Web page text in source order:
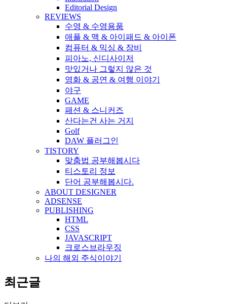
Editorial Design
REVIEWS
수영 & 수영용품
애플 & 맥 & 아이패드 & 아이폰
컴퓨터 & 믹싱 & 장비
피아노, 신디사이저
맛있거나 그렇지 않은 것
영화 & 공연 & 여행 이야기
야구
GAME
패션 & 스니커즈
산다는건 사는 거지
Golf
DAW 플러그인
TISTORY
맞춤법 공부해봅시다
티스토리 정보
단어 공부해봅시다.
ABOUT DESIGNER
ADSENSE
PUBLISHING
HTML
CSS
JAVASCRIPT
크로스브라우징
나의 해외 주식이야기
최근글